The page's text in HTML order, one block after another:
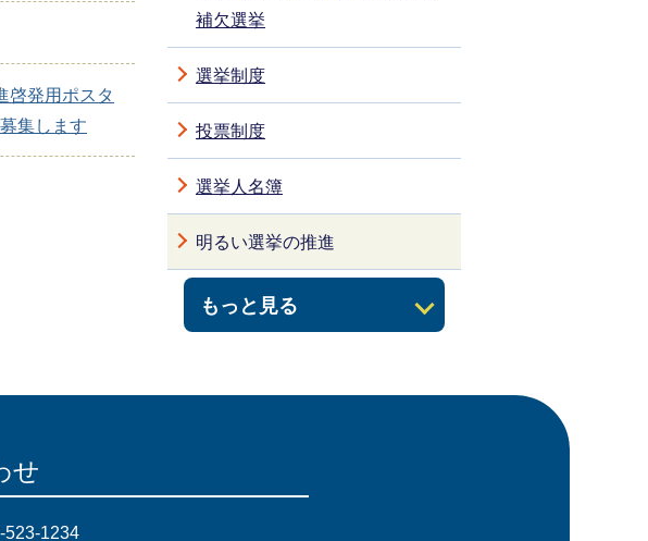
啓発用ポスタ
集します
補欠選挙
選挙制度
投票制度
もっと見る
選挙人名簿
明るい選挙の推進
せ
523-1234